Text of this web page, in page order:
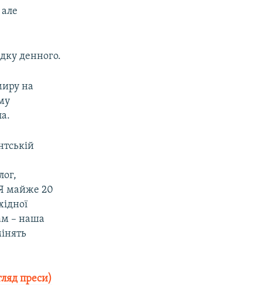
денного.
на
майже 20
– наша
преси)